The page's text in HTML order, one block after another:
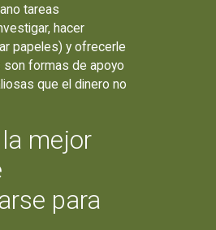
tareas
hacer
papeles) y ofrecerle
son formas de apoyo
que el dinero no
mejor
para